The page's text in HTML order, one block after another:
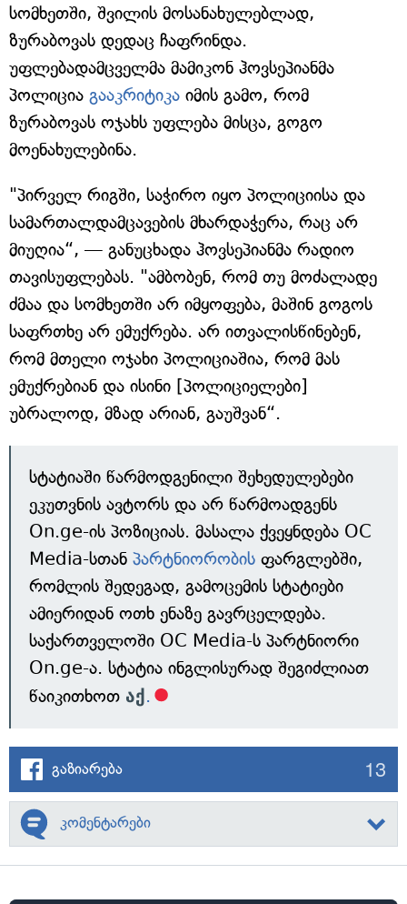
სომხეთში, შვილის მოსანახულებლად,
ზურაბოვას დედაც ჩაფრინდა.
უფლებადამცველმა მამიკონ ჰოვსეპიანმა
პოლიცია გააკრიტიკა იმის გამო, რომ
ზურაბოვას ოჯახს უფლება მისცა, გოგო
მოენახულებინა.
"პირველ რიგში, საჭირო იყო პოლიციისა და
სამართალდამცავების მხარდაჭერა, რაც არ
მიუღია“, — განუცხადა ჰოვსეპიანმა რადიო
თავისუფლებას. "ამბობენ, რომ თუ მოძალადე
ძმაა და სომხეთში არ იმყოფება, მაშინ გოგოს
საფრთხე არ ემუქრება. არ ითვალისწინებენ,
რომ მთელი ოჯახი პოლიციაშია, რომ მას
ემუქრებიან და ისინი [პოლიციელები]
უბრალოდ, მზად არიან, გაუშვან“.
სტატიაში წარმოდგენილი შეხედულებები
ეკუთვნის ავტორს და არ წარმოადგენს
On.ge-ის პოზიციას. მასალა ქვეყნდება OC
Media-სთან პარტნიორობის ფარგლებში,
რომლის შედეგად, გამოცემის სტატიები
ამიერიდან ოთხ ენაზე გავრცელდება.
საქართველოში OC Media-ს პარტნიორი
On.ge-ა. სტატია ინგლისურად შეგიძლიათ
წაიკითხოთ აქ .
გაზიარება 13
კომენტარები